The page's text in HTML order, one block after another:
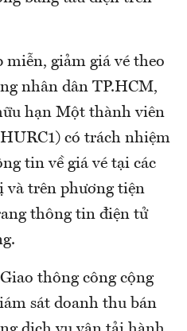
giảm giá vé theo
nhân dân TP.HCM,
hạn Một thành viên
có trách nhiệm
tin về giá vé tại các
và trên phương tiện
thông tin điện tử
thông công cộng
sát doanh thu bán